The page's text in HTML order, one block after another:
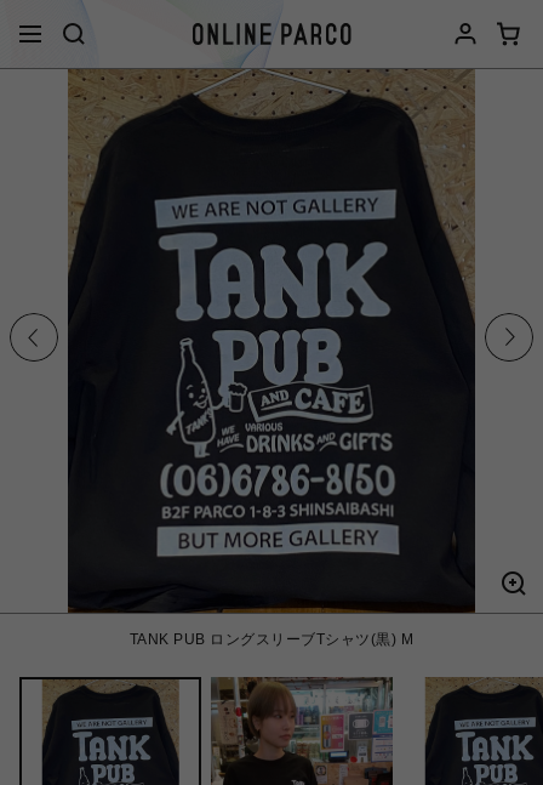
TANK PUB ロングスリーブTシャツ(黒) M